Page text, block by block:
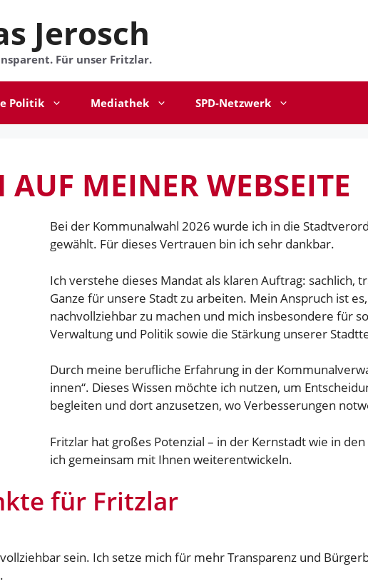
Jerosch
Für unser Fritzlar.
Politik Mediathek SPD-Netzwerk
MEINER WEBSEITE
Bei der Kommunalwahl 2026 wurde ich in die
gewählt. Für dieses Vertrauen bin ich sehr dankbar.
Ich verstehe dieses Mandat als klaren Auftrag: sachlich,
Ganze für unsere Stadt zu arbeiten. Mein Anspruch ist
nachvollziehbar zu machen und mich insbesondere für
Verwaltung und Politik sowie die Stärkung unserer
Durch meine berufliche Erfahrung in der
innen“. Dieses Wissen möchte ich nutzen, um
begleiten und dort anzusetzen, wo Verbesserungen
Fritzlar hat großes Potenzial – in der Kernstadt wie in
ich gemeinsam mit Ihnen weiterentwickeln.
für Fritzlar
sein. Ich setze mich für mehr Transparenz und